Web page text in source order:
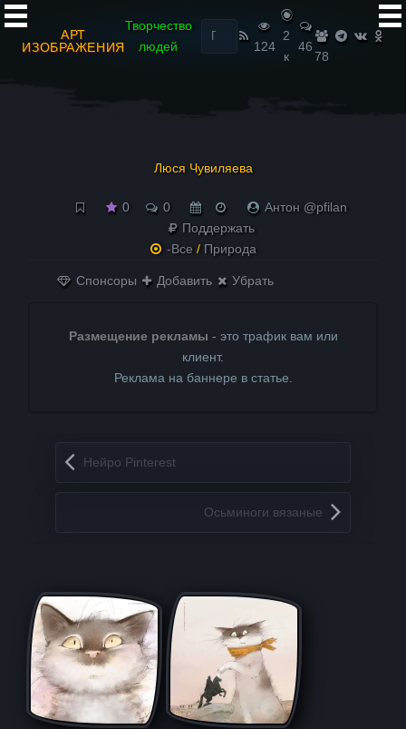
АРТ
ИЗОБРАЖЕНИЯ
Творчество
людей
Найти:
124
2
к
46
78
Люся Чувиляева
0 0
Антон @pfilan
Поддержать
-Все / Природа
Спонсоры Добавить Убрать
Размещение рекламы - это трафик вам или
клиент.
Реклама на баннере в статье.
Запись навигация
Нейро Pinterest
Осьминоги вязаные